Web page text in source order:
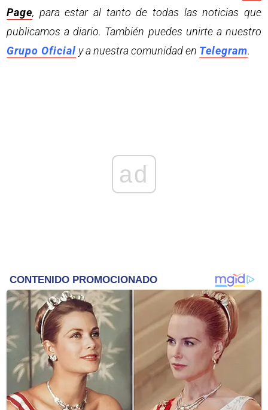
Page, para estar al tanto de todas las noticias que
publicamos a diario. También puedes unirte a nuestro
Grupo Oficial y a nuestra comunidad en Telegram.
ad